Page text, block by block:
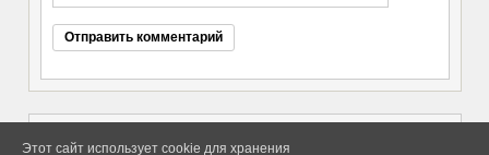
Этот сайт использует cookie для хранения